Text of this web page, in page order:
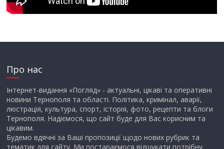
Про нас
Інтернет-видання «Погляд» - актуальні, цікаві та оперативні
новини Тернополя та області. Політика, кримінал, аварії,
люстрація, культура, спорт, історія, фото, рецепти та блоги
Тернополя. Надіємося, що сайт буде для Вас корисним та
цікавим.
Будемо вдячні за Ваші пропозиції щодо нових рубрик та
тематик для сайту. Ми постараємося відшукати потрібну